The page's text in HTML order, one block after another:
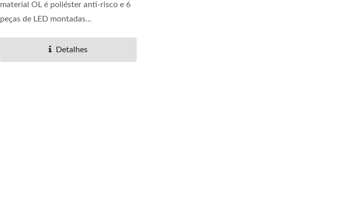
material OL é poliéster anti-risco e 6
peças de LED montadas...
Detalhes